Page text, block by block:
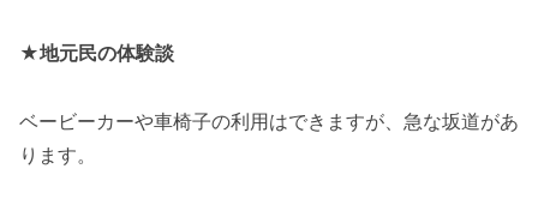
★地元民の体験談
ベービーカーや車椅子の利用はできますが、急な坂道があ
ります。